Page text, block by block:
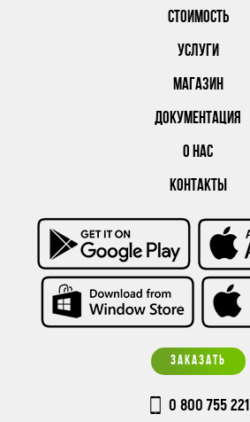
СТОИМОСТЬ
УСЛУГИ
МАГАЗИН
ДОКУМЕНТАЦИЯ
О НАС
КОНТАКТЫ
ЗАКАЗАТЬ
0 800 755 221